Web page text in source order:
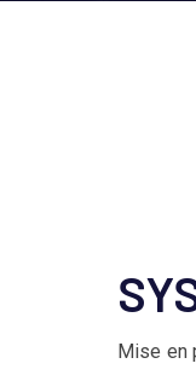
Mise en